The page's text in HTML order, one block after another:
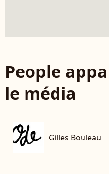
People
le média
Gilles Bouleau